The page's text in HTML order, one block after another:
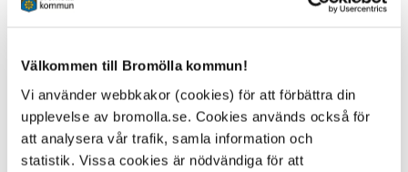
Välkommen till Bromölla kommun!
Vi använder webbkakor (cookies) för att förbättra din
upplevelse av bromolla.se. Cookies används också för
att analysera vår trafik, samla information och
statistik. Vissa cookies är nödvändiga för att
Elevens klass, skola och skolkommun
kontonummer inklusive clearingsnummer och
Om SBKF behöver kontakta dig görs det via den e-
postadress du skickar in ansökan ifrån.